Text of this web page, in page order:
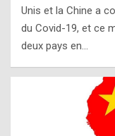
Unis et la Chine a
du Covid-19, et ce
deux pays en…